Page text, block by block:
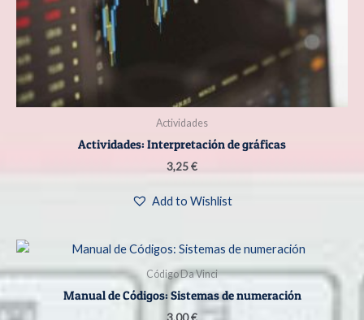
Actividades
Actividades: Interpretación de gráficas
3,25€
Add to Wishlist
Código Da Vinci
Manual de Códigos: Sistemas de numeración